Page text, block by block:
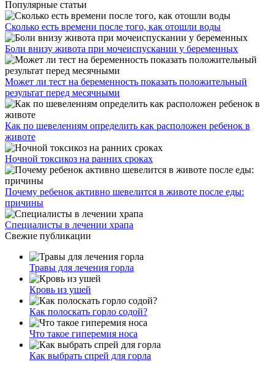
Популярные статьи
Сколько есть времени после того, как отошли воды
Боли внизу живота при мочеиспускании у беременных
Может ли тест на беременность показать положительный
результат перед месячными
Как по шевелениям определить как расположен ребенок в
животе
Ночной токсикоз на ранних сроках
Почему ребенок активно шевелится в животе после еды:
причины
Специалисты в лечении храпа
Свежие публикации
Травы для лечения горла
Кровь из ушей
Как полоскать горло содой?
Что такое гиперемия носа
Как выбрать спрей для горла